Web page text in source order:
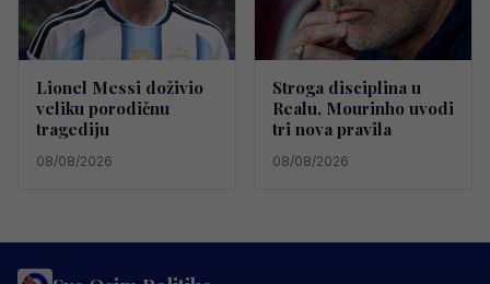
Lionel Messi doživio
veliku porodičnu
tragediju
08/08/2026
Stroga disciplina u
Realu, Mourinho uvodi
tri nova pravila
08/08/2026